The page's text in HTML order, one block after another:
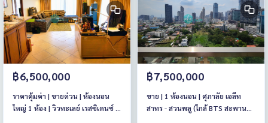
฿6,500,000
ราคาคุ้มค่า | ขายด่วน | ห้องนอน
ใหญ่ 1 ห้อง | วิวทะเลย์ เรสซิเดนซ์ 6
฿7,500,000
ขาย | 1 ห้องนอน | ศุภาลัย เอลีท
สาทร - สวนพลู (ใกล้ BTS สะพาน